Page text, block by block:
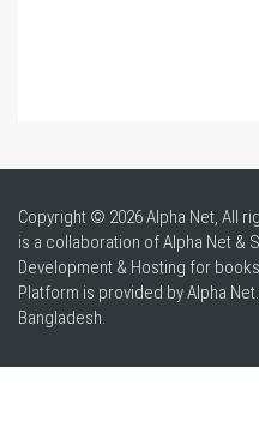
Copyright © 2026 Alpha Net, All
is a collaboration of Alpha Net &
Development & Hosting for
Platform is provided by Alpha
Bangladesh.